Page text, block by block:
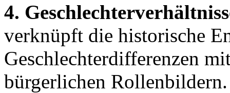
4.
verknüpft die historische
Geschlechterdifferenzen
bürgerlichen Rollenbildern.